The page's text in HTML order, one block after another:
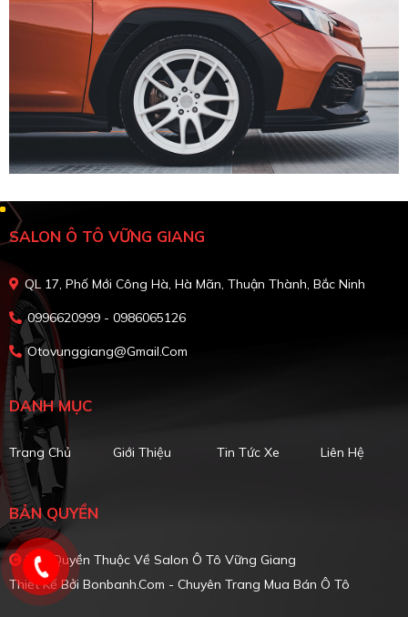
SALON Ô TÔ VỮNG GIANG
QL 17, Phố Mới Công Hà, Hà Mãn, Thuận Thành, Bắc Ninh
0996620999 - 0986065126
Otovunggiang@gmail.com
DANH MỤC
Trang Chủ Giới Thiệu Tin Tức Xe Liên Hệ
BẢN QUYỀN
Bản Quyền Thuộc Về Salon Ô Tô Vững Giang
Thiết Kế Bởi Bonbanh.com - Chuyên Trang Mua Bán Ô Tô